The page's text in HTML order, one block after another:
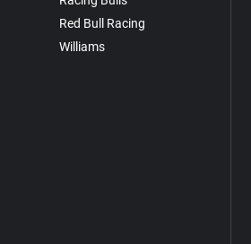
Red Bull Racing
Williams